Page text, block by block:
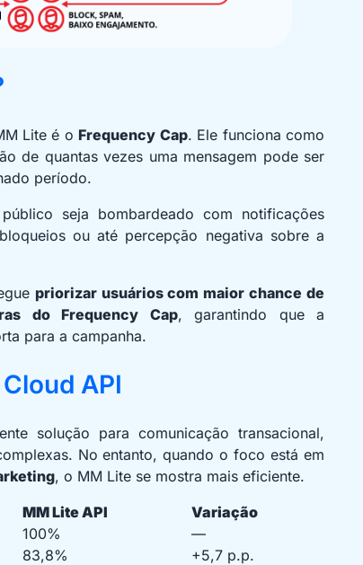
Lite é o Frequency Cap. Ele funciona como
de quantas vezes uma mensagem pode ser
período.
seja bombardeado com notificações
ou até percepção negativa sobre a
priorizar usuários com maior chance de
do Frequency Cap, garantindo que a
para a campanha.
API
solução para comunicação transacional,
No entanto, quando o foco está em
, o MM Lite se mostra mais eficiente.
MM Lite API
Variação
100%
—
83,8%
+5,7 p.p.